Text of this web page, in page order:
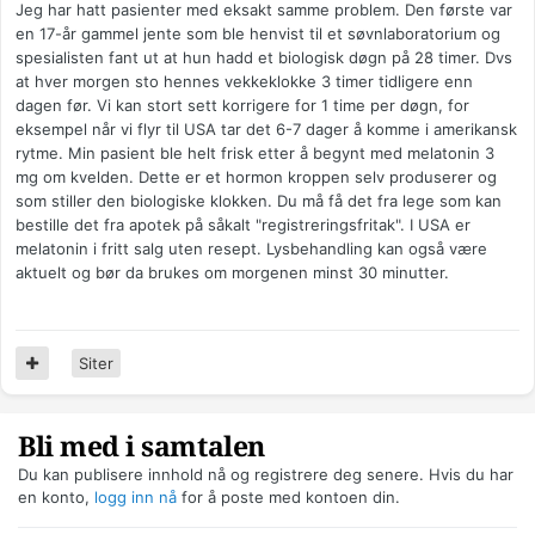
Jeg har hatt pasienter med eksakt samme problem. Den første var
en 17-år gammel jente som ble henvist til et søvnlaboratorium og
spesialisten fant ut at hun hadd et biologisk døgn på 28 timer. Dvs
at hver morgen sto hennes vekkeklokke 3 timer tidligere enn
dagen før. Vi kan stort sett korrigere for 1 time per døgn, for
eksempel når vi flyr til USA tar det 6-7 dager å komme i amerikansk
rytme. Min pasient ble helt frisk etter å begynt med melatonin 3
mg om kvelden. Dette er et hormon kroppen selv produserer og
som stiller den biologiske klokken. Du må få det fra lege som kan
bestille det fra apotek på såkalt "registreringsfritak". I USA er
melatonin i fritt salg uten resept. Lysbehandling kan også være
aktuelt og bør da brukes om morgenen minst 30 minutter.
Siter
Bli med i samtalen
Du kan publisere innhold nå og registrere deg senere. Hvis du har
en konto, logg inn nå for å poste med kontoen din.